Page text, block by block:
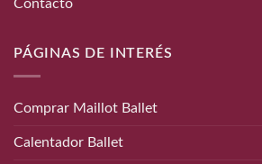
Contacto
PÁGINAS DE INTERÉS
Comprar Maillot Ballet
Calentador Ballet